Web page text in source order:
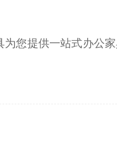
您提供一站式办公